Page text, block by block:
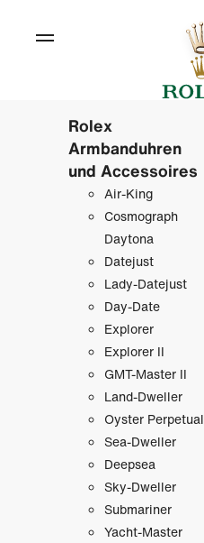
Rolex
Armbanduhren
und Accessoires
Air-King
Cosmograph
Daytona
Datejust
Lady-Datejust
Day-Date
Explorer
Explorer II
GMT-Master II
Land-Dweller
Oyster Perpetual
Sea-Dweller
Deepsea
Sky-Dweller
Submariner
Yacht-Master